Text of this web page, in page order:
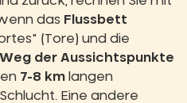
das Flussbett
(Tore) und die
Weg der Aussichtspunkte
7-8 km langen
Eine andere